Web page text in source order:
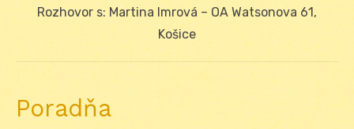
Next
Rozhovor s: Martina Imrová – OA Watsonova 61,
Košice
Poradňa